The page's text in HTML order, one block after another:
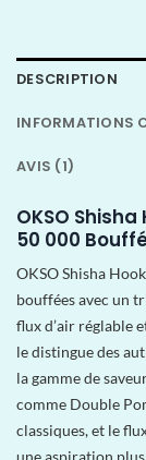
DESCRIPTION
INFORMATIONS
AVIS (1)
OKSO
50 000
OKSO Shisha
bouffées avec un
flux d’air réglable
le distingue des
la gamme de
comme Double
classiques, et le